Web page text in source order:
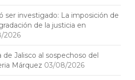
ser investigado: La imposición de
de la justicia en
2026
de Jalisco al sospechoso del
Márquez 03/08/2026